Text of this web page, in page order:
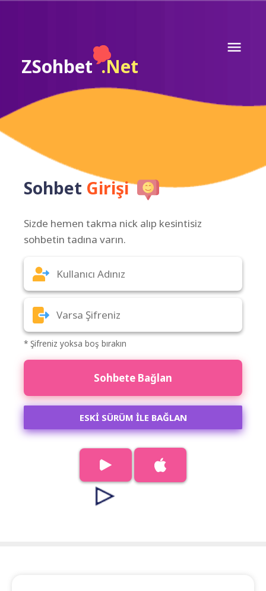
ZSohbet .Net
Sohbet Girişi
Sizde hemen takma nick alıp kesintisiz
sohbetin tadına varın.
* Şifreniz yoksa boş bırakın
Sohbete Bağlan
ESKİ SÜRÜM İLE BAĞLAN